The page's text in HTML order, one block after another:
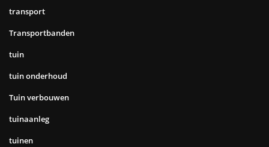
transport
Transportbanden
tuin
tuin onderhoud
Tuin verbouwen
tuinaanleg
tuinen